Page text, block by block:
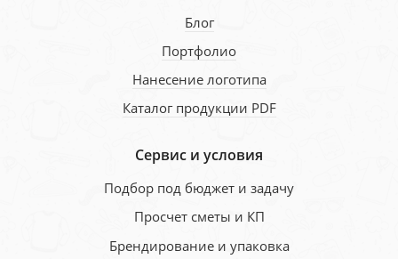
Блог
Портфолио
Нанесение логотипа
Каталог продукции PDF
Сервис и условия
Подбор под бюджет и задачу
Просчет сметы и КП
Брендирование и упаковка